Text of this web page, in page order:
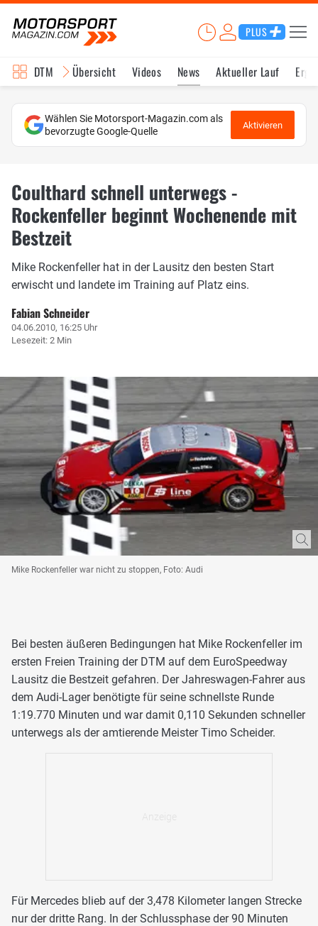
PLUS
DTM Übersicht Videos News Aktueller Lauf
Wählen Sie Motorsport-Magazin.com als
bevorzugte Google-Quelle
Aktivieren
Coulthard schnell unterwegs -
Rockenfeller beginnt Wochenende mit
Bestzeit
Mike Rockenfeller hat in der Lausitz den besten Start
erwischt und landete im Training auf Platz eins.
Fabian Schneider
04.06.2010, 16:25 Uhr
Lesezeit: 2 Min
Mike Rockenfeller war nicht zu stoppen, Foto: Audi
Bei besten äußeren Bedingungen hat Mike Rockenfeller im
ersten Freien Training der DTM auf dem EuroSpeedway
Lausitz die Bestzeit gefahren. Der Jahreswagen-Fahrer aus
dem Audi-Lager benötigte für seine schnellste Runde
1:19.770 Minuten und war damit 0,110 Sekunden schneller
unterwegs als der amtierende Meister Timo Scheider.
Für Mercedes blieb auf der 3,478 Kilometer langen Strecke
nur der dritte Rang. In der Schlussphase der 90 Minuten